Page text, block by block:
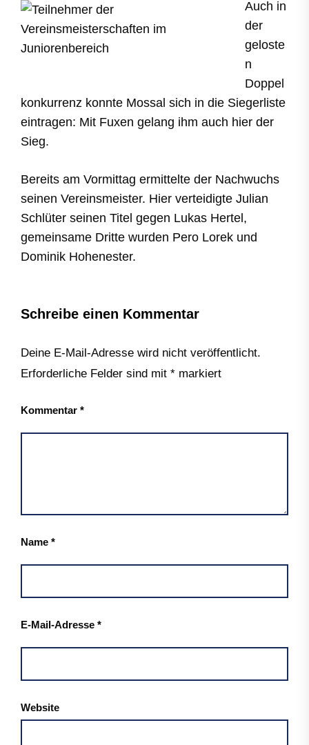
Auch in
der
geloste
n
Doppel
konkurrenz konnte Mossal sich in die Siegerliste
eintragen: Mit Fuxen gelang ihm auch hier der
Sieg.
Bereits am Vormittag ermittelte der Nachwuchs
seinen Vereinsmeister. Hier verteidigte Julian
Schlüter seinen Titel gegen Lukas Hertel,
gemeinsame Dritte wurden Pero Lorek und
Dominik Hohenester.
Schreibe einen Kommentar
Deine E-Mail-Adresse wird nicht veröffentlicht.
Erforderliche Felder sind mit * markiert
Kommentar *
Name *
E-Mail-Adresse *
Website